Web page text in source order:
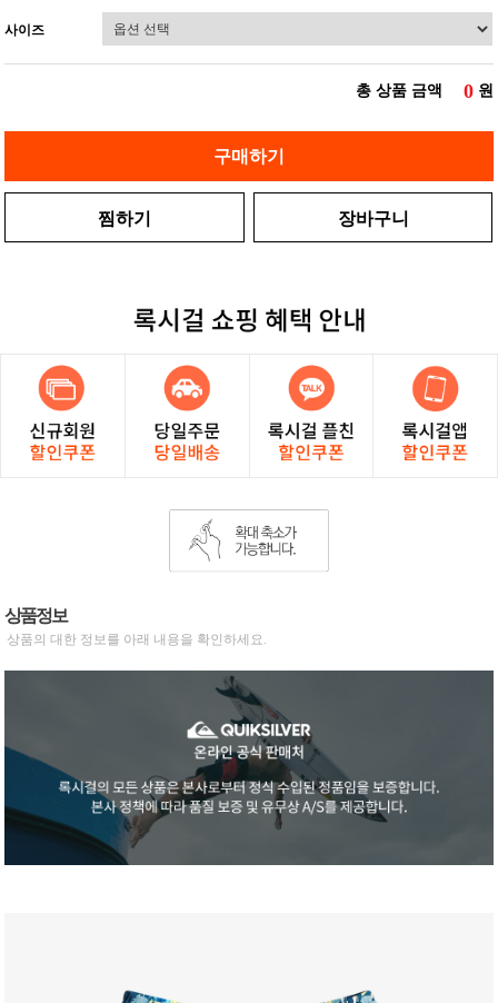
사이즈
총 상품 금액 0 원
구매하기
찜하기 장바구니
상품정보
상품의 대한 정보를 아래 내용을 확인하세요.